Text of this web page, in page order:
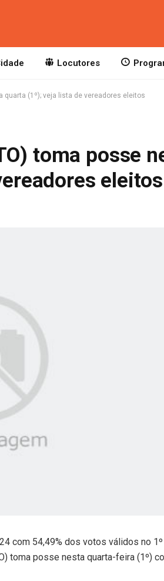
Locutores
quarta (1º); veja lista de vereadores eleitos
toma posse
eleitos
com 54,49% dos votos válidos no 1º
toma posse nesta quarta-feira (1º)